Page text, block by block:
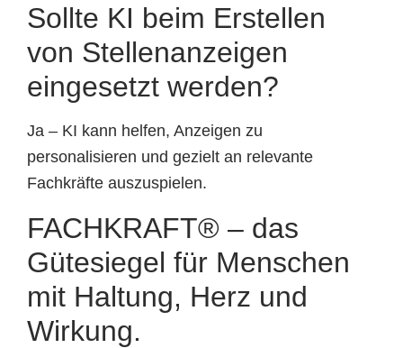
Sollte KI beim Erstellen
von Stellenanzeigen
eingesetzt werden?
Ja – KI kann helfen, Anzeigen zu
personalisieren und gezielt an relevante
Fachkräfte auszuspielen.
FACHKRAFT® – das
Gütesiegel für Menschen
mit Haltung, Herz und
Wirkung.